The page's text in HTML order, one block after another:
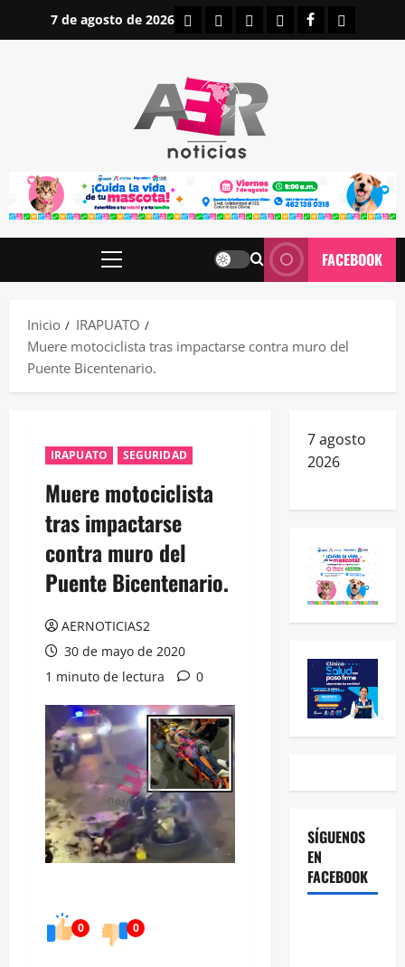
7 de agosto de 2026 INICIOIRAPUATO
ESTATALES
NACIONALES
FACEBOOK
Menú
FACEBOOK
Inicio
IRAPUATO
Muere motociclista tras impactarse contra muro del
Puente Bicentenario.
IRAPUATO SEGURIDAD
Muere motociclista
tras impactarse
contra muro del
Puente Bicentenario.
AERNOTICIAS2
30 de mayo de 2020
1 minuto de lectura
0
0 0
7 agosto
2026
SÍGUENOS
EN
FACEBOOK